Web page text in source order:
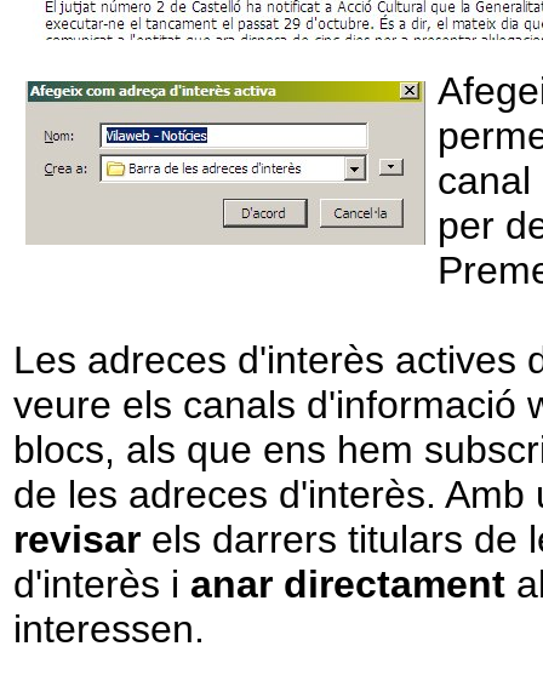
canal
per
Les adreces d'interès actives
veure els canals d'informació
blocs, als que ens hem
de les adreces d'interès. Amb
revisar els darrers titulars de
d'interès i anar directament
interessen.